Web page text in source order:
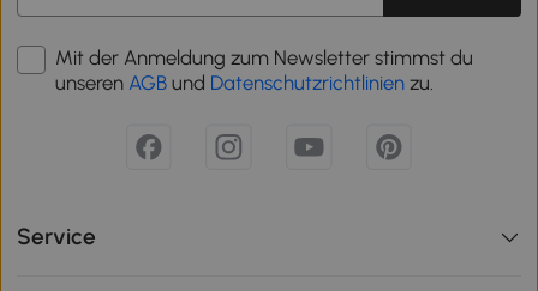
Mit der Anmeldung zum Newsletter stimmst du
unseren AGB und Datenschutzrichtlinien zu.
Service